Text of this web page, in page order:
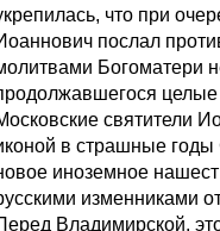
что при
послал
Богоматери
целые
святители
в страшные годы
иноземное
изменниками
Владимирской,